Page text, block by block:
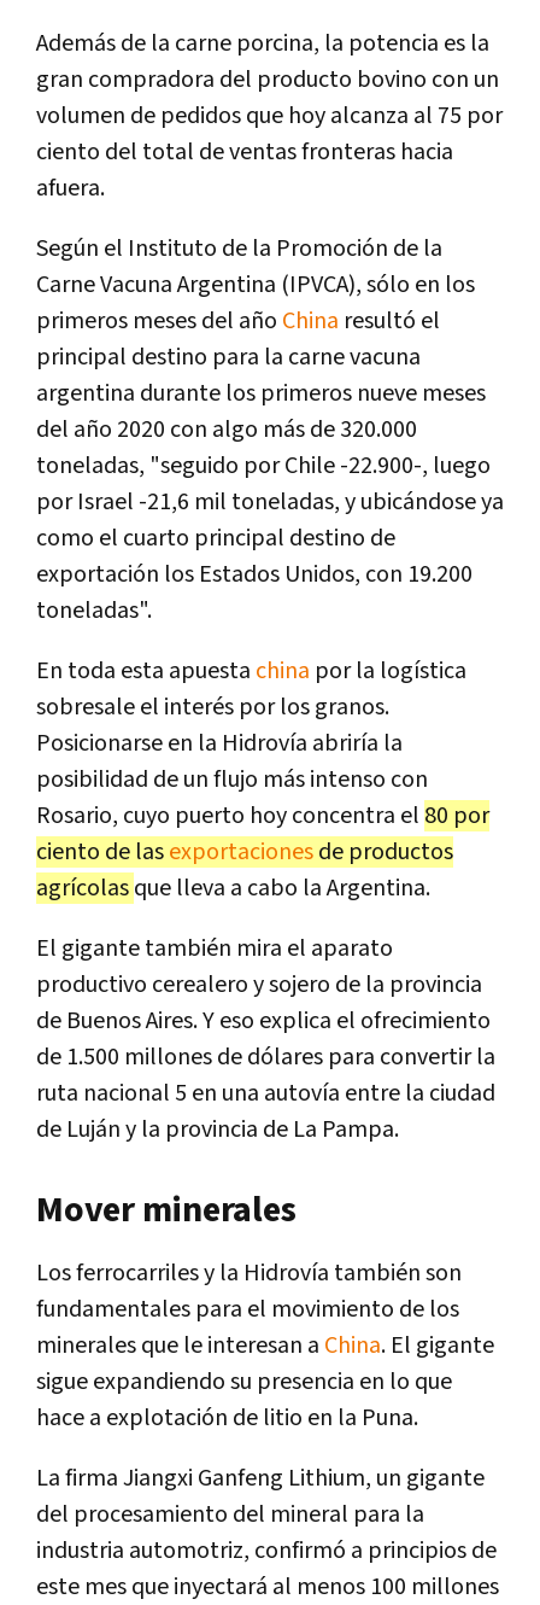
Además de la carne porcina, la potencia es la
gran compradora del producto bovino con un
volumen de pedidos que hoy alcanza al 75 por
ciento del total de ventas fronteras hacia
afuera.
Según el Instituto de la Promoción de la
Carne Vacuna Argentina (IPVCA), sólo en los
primeros meses del año China resultó el
principal destino para la carne vacuna
argentina durante los primeros nueve meses
del año 2020 con algo más de 320.000
toneladas, "seguido por Chile -22.900-, luego
por Israel -21,6 mil toneladas, y ubicándose ya
como el cuarto principal destino de
exportación los Estados Unidos, con 19.200
toneladas".
En toda esta apuesta china por la logística
sobresale el interés por los granos.
Posicionarse en la Hidrovía abriría la
posibilidad de un flujo más intenso con
Rosario, cuyo puerto hoy concentra el 80 por
ciento de lasexportacionesde productos
agrícolasque lleva a cabo la Argentina.
El gigante también mira el aparato
productivo cerealero y sojero de la provincia
de Buenos Aires. Y eso explica el ofrecimiento
de 1.500 millones de dólares para convertir la
ruta nacional 5 en una autovía entre la ciudad
de Luján y la provincia de La Pampa.
Mover minerales
Los ferrocarriles y la Hidrovía también son
fundamentales para el movimiento de los
minerales que le interesan a China. El gigante
sigue expandiendo su presencia en lo que
hace a explotación de litio en la Puna.
La firma Jiangxi Ganfeng Lithium, un gigante
del procesamiento del mineral para la
industria automotriz, confirmó a principios de
este mes que inyectará al menos 100 millones